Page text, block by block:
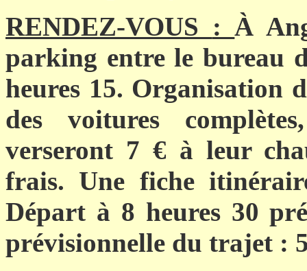
RENDEZ-VOUS :À
parking entre le bureau
heures 15. Organisation
des voitures
verseront 7 € à leur
frais. Une fiche
Départ à 8 heures 30
prévisionnelle du trajet :